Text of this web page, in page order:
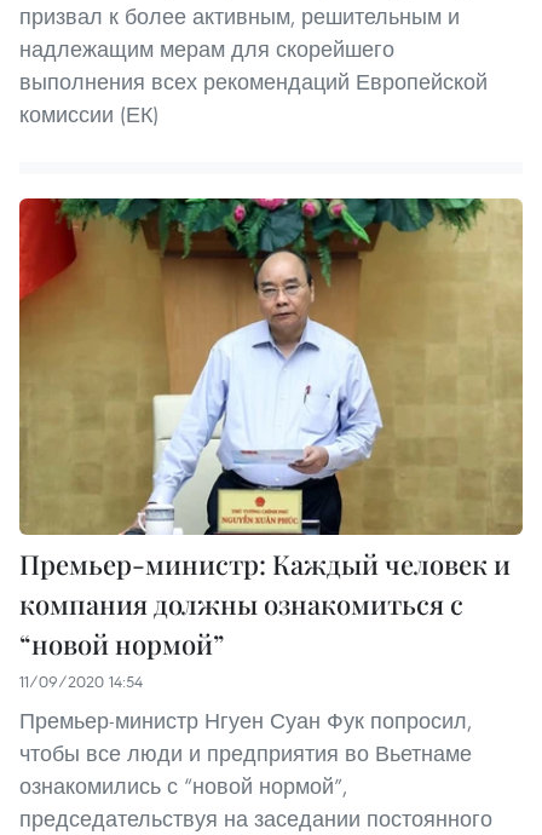
призвал к более активным, решительным и
надлежащим мерам для скорейшего
выполнения всех рекомендаций Европейской
комиссии (ЕК)
Премьер-министр: Каждый человек и
компания должны ознакомиться с
“новой нормой”
11/09/2020 14:54
Премьер-министр Нгуен Суан Фук попросил,
чтобы все люди и предприятия во Вьетнаме
ознакомились с “новой нормой”,
председательствуя на заседании постоянного